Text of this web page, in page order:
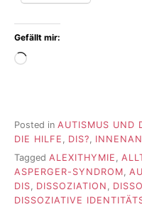
Gefällt mir:
Wird
Posted in AUTISMUS UND
DIE HILFE
DIS?
Tagged ALEXITHYMIE ,
ASPERGER-SYNDROM,
DIS, DISSOZIATION ,
DISSOZIATIVE